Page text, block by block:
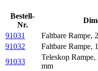
Bestell-
Nr.
91031
Faltbare Rampe,
91032
Faltbare Rampe,
91033
Teleskop
mm